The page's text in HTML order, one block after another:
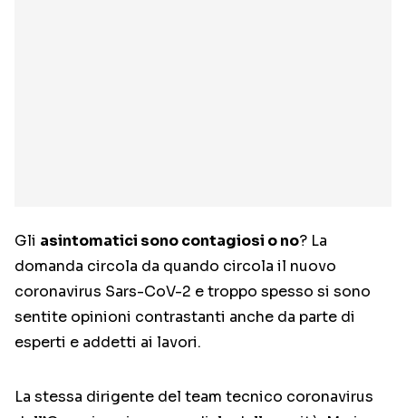
Gli asintomatici sono contagiosi o no? La
domanda circola da quando circola il nuovo
coronavirus Sars-CoV-2 e troppo spesso si sono
sentite opinioni contrastanti anche da parte di
esperti e addetti ai lavori.
La stessa dirigente del team tecnico coronavirus